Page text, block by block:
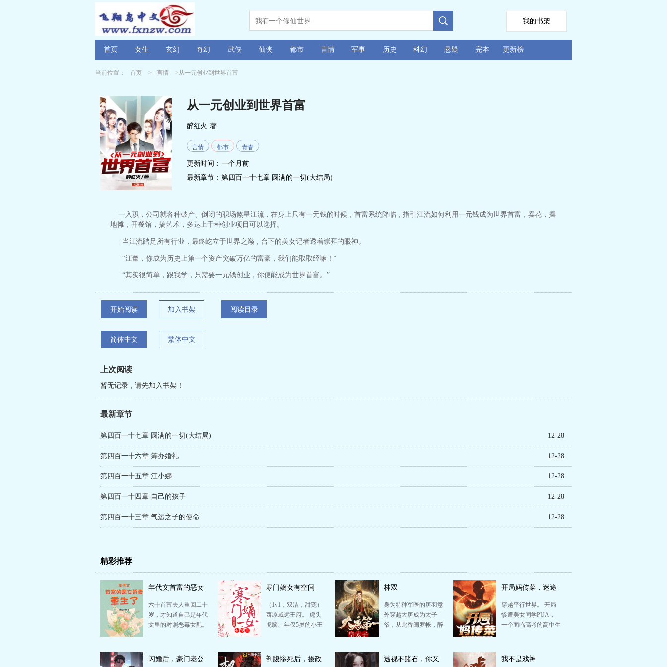
我的书架
首页 女生 玄幻 奇幻 武侠 仙侠 都市 言情 军事 历史 科幻 悬疑 完本 更新榜
当前位置： 首页 > 言情 >从一元创业到世界首富
从一元创业到世界首富
醉红火 著
言情 都市 青春
更新时间：一个月前
最新章节： 第四百一十七章 圆满的一切(大结局)
一入职，公司就各种破产、倒闭的职场煞星江流，在身上只有一元钱的时候，首富系统降临，指引江流如何利用一元钱成为世界首富，卖花，摆
地摊，开餐馆，搞艺术，多达上千种创业项目可以选择。
当江流踏足所有行业，最终屹立于世界之巅，台下的美女记者透着崇拜的眼神。
“江董，你成为历史上第一个资产突破万亿的富豪，我们能取取经嘛！”
“其实很简单，跟我学，只需要一元钱创业，你便能成为世界首富。”
开始阅读 加入书架 阅读目录
简体中文 繁体中文
上次阅读
暂无记录，请先加入书架！
最新章节
第四百一十七章 圆满的一切(大结局) 12-28
第四百一十六章 筹办婚礼 12-28
第四百一十五章 江小娜 12-28
第四百一十四章 自己的孩子 12-28
第四百一十三章 气运之子的使命 12-28
精彩推荐
年代文首富的恶女
娇妻重生了
六十首富夫人重回二十
岁，才知道自己是年代
文里的对照恶毒女配。
寒门嫡女有空间
（1v1，双洁，甜宠）
西凉威远王府。 虎头
虎脑、年仅5岁的小王
…
林双
身为特种军医的唐羽意
外穿越大唐成为太子
爷，从此香闺罗帐，醉
带现…
开局妈传菜，迷途
知返我调教世界
穿越平行世界。 开局
惨遭美女同学PUA，
一个面临高考的高中生
闪婚后，豪门老公 剖腹惨死后，摄政 透视不赌石，你又 我不是戏神